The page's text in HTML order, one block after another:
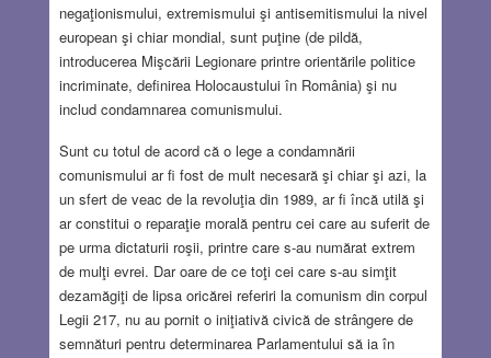
negaţionismului, extremismului şi antisemitismului la nivel
european şi chiar mondial, sunt puţine (de pildă,
introducerea Mişcării Legionare printre orientările politice
incriminate, definirea Holocaustului în România) şi nu
includ condamnarea comunismului.
Sunt cu totul de acord că o lege a condamnării
comunismului ar fi fost de mult necesară şi chiar şi azi, la
un sfert de veac de la revoluţia din 1989, ar fi încă utilă şi
ar constitui o reparaţie morală pentru cei care au suferit de
pe urma dictaturii roşii, printre care s-au numărat extrem
de mulţi evrei. Dar oare de ce toţi cei care s-au simţit
dezamăgiţi de lipsa oricărei referiri la comunism din corpul
Legii 217, nu au pornit o iniţiativă civică de strângere de
semnături pentru determinarea Parlamentului să ia în